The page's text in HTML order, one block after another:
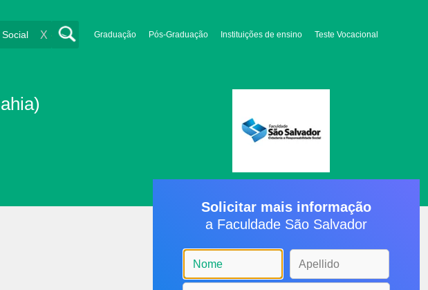
Graduação Pós-Graduação Instituições de ensino Teste Vocacional
X
Solicitar mais informação
a Faculdade São Salvador